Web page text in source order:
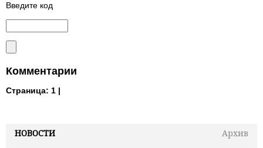
НОВОСТИ
Архив
Введите код
Комментарии
Страница: 1 |